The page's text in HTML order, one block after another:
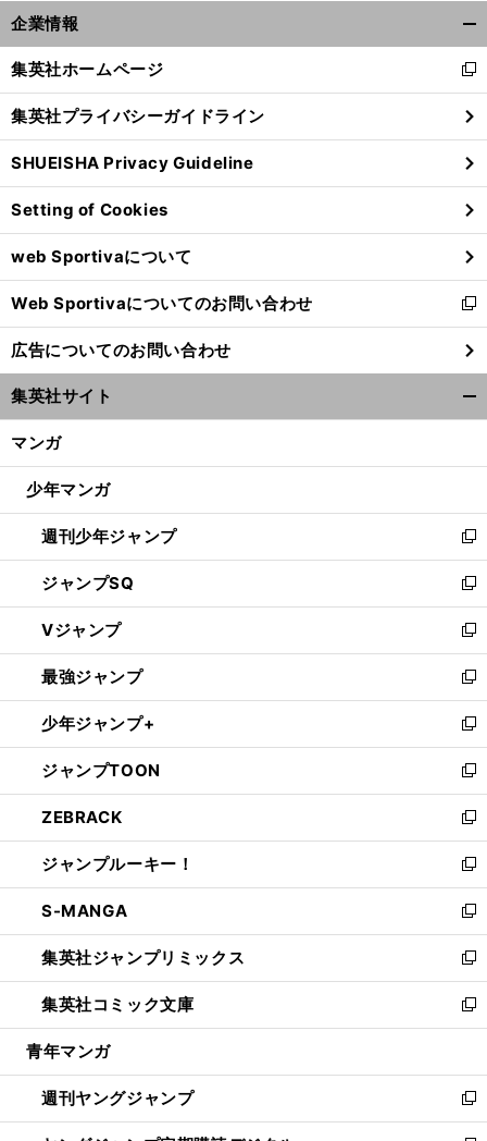
企業情報
閉
る
集英社ホームページ
新
し
い
ウ
ィ
ン
ド
ウ
で
開
く
集英社プライバシーガイドライン
SHUEISHA Privacy Guideline
Setting of Cookies
web Sportivaについて
Web Sportivaについてのお問い合わせ
新
し
い
ウ
ィ
ン
ウ
開
く
広告についてのお問い合わせ
集英社サイト
マンガ
少年マンガ
週刊少年ジャンプ
新
し
い
ウ
ィ
ン
ド
ウ
で
開
く
ジャンプSQ
新
し
い
ウ
ィ
ン
ド
ウ
で
開
く
Vジャンプ
新
し
い
ウ
ィ
ン
ド
ウ
で
開
く
最強ジャンプ
新
し
い
ウ
ィ
ン
ド
ウ
で
開
く
少年ジャンプ+
新
し
い
ウ
ィ
ン
ド
ウ
で
開
く
ジャンプTOON
新
し
い
ウ
ィ
ン
ド
ウ
で
開
く
ZEBRACK
新
し
い
ウ
ィ
ン
ド
ウ
で
開
ジャンプルーキー！
新
し
い
ウ
ィ
ン
ド
ウ
開
く
S-MANGA
新
し
い
ウ
ィ
ン
ウ
で
開
集英社ジャンプリミックス
新
し
い
ウ
ン
ド
ウ
集英社コミック文庫
新
し
ウ
ィ
ン
青年マンガ
週刊ヤングジャンプ
新
し